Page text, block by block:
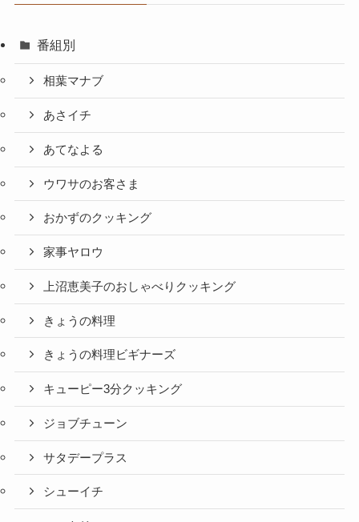
番組別
相葉マナブ
あさイチ
あてなよる
ウワサのお客さま
おかずのクッキング
家事ヤロウ
上沼恵美子のおしゃべりクッキング
きょうの料理
きょうの料理ビギナーズ
キューピー3分クッキング
ジョブチューン
サタデープラス
シューイチ